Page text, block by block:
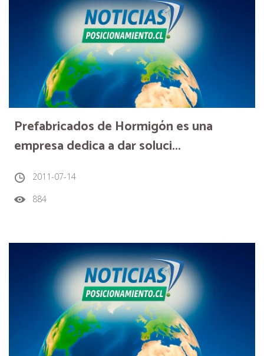
Prefabricados de Hormigón es una
empresa dedica a dar soluci...
2011-07-14
884